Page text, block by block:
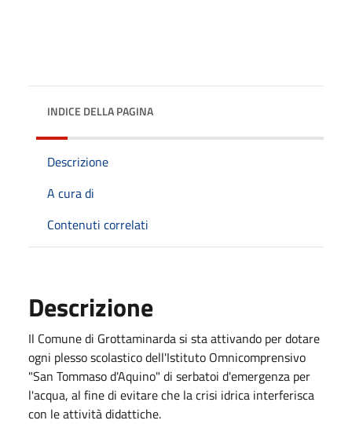
INDICE DELLA PAGINA
Descrizione
A cura di
Contenuti correlati
Descrizione
Il Comune di Grottaminarda si sta attivando per dotare
ogni plesso scolastico dell'Istituto Omnicomprensivo
"San Tommaso d'Aquino" di serbatoi d'emergenza per
l'acqua, al fine di evitare che la crisi idrica interferisca
con le attività didattiche.